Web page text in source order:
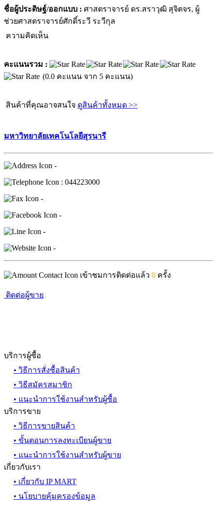
ชื่อผู้ประดิษฐ์/ออกแบบ : ศาสตราจารย์ ดร.สราวุฒิ สุจิตจร, ผู้
ช่วยศาสตราจารย์ศักดิ์ระวี ระวีกุล
ความคิดเห็น
คะแนนรวม :
(0.0 คะแนน จาก 5 คะแนน)
สินค้าที่คุณอาจสนใจ ดูสินค้าทั้งหมด >>
มหาวิทยาลัยเทคโนโลยีสุรนารี
-
: 044223000
-
-
-
-
เข้าชมการติดต่อแล้ว 0 ครั้ง
ติดต่อผู้ขาย
บริการผู้ซื้อ
• วิธีการสั่งซื้อสินค้า
• วิธีสมัครสมาชิก
• แนะนำการใช้งานสำหรับผู้ซื้อ
บริการขาย
• วิธีการขายสินค้า
• ขั้นตอนการลงทะเบียนผู้ขาย
• แนะนำการใช้งานสำหรับผู้ขาย
เกี่ยวกับเรา
• เกี่ยวกับ IP MART
• นโยบายคุ้มครองข้อมูล